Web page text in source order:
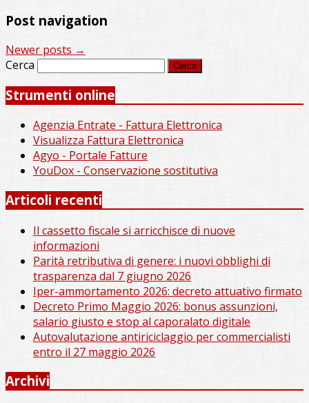
Post navigation
Newer posts →
Cerca
Strumenti online
Agenzia Entrate - Fattura Elettronica
Visualizza Fattura Elettronica
Agyo - Portale Fatture
YouDox - Conservazione sostitutiva
Articoli recenti
Il cassetto fiscale si arricchisce di nuove
informazioni
Parità retributiva di genere: i nuovi obblighi di
trasparenza dal 7 giugno 2026
Iper-ammortamento 2026: decreto attuativo firmato
Decreto Primo Maggio 2026: bonus assunzioni,
salario giusto e stop al caporalato digitale
Autovalutazione antiriciclaggio per commercialisti
entro il 27 maggio 2026
Archivi